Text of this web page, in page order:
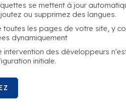
se mettent à jour
ou supprimez des langues.
toutes les pages de votre site, y
dynamiquement
intervention des développeurs
initiale.